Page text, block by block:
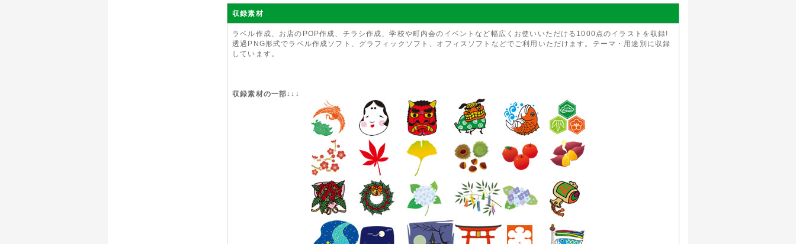
収録素材
ラベル作成、お店のPOP作成、チラシ作成、学校や町内会のイベントなど幅広くお使いいただける1000点のイラストを収録!
透過PNG形式でラベル作成ソフト、グラフィックソフト、オフィスソフトなどでご利用いただけます。テーマ・用途別に収録
しています。
収録素材の一部↓↓↓